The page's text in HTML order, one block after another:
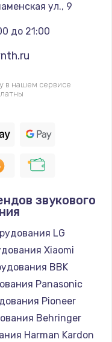
ул., 9
до 21:00
в нашем сервисе
звукового
LG
Xiaomi
BBK
Panasonic
Pioneer
Behringer
Harman Kardon